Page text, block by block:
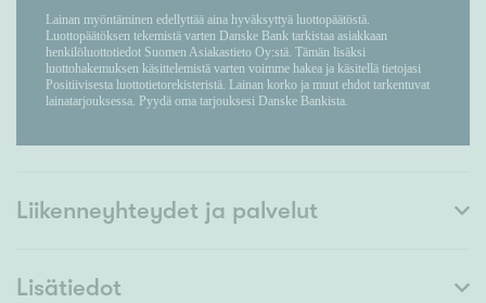
Liikenneyhteydet ja palvelut
Lisätiedot